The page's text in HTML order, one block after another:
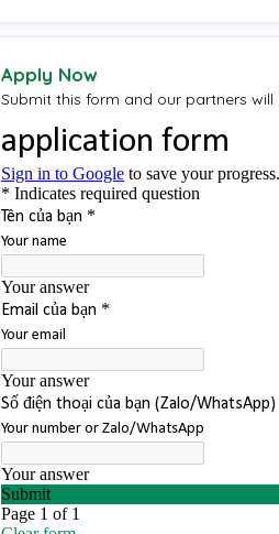
Apply Now
Submit this form and our partners